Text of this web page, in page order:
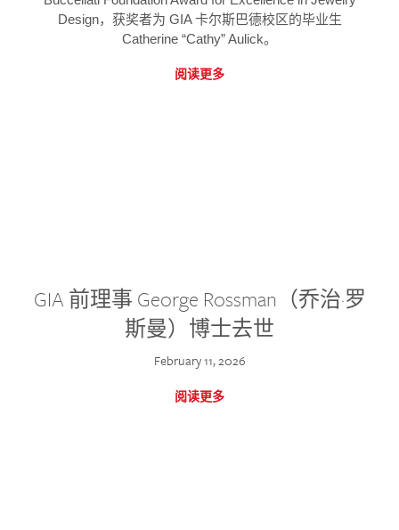
Design，获奖者为 GIA 卡尔斯巴德校区的毕业生
Catherine “Cathy” Aulick。
阅读更多
GIA 前理事 George Rossman（乔治·罗
斯曼）博士去世
February 11, 2026
阅读更多